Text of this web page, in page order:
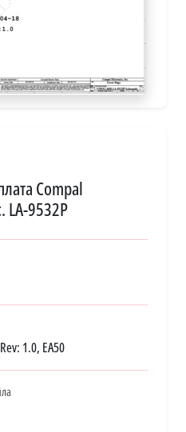
Compal
LA-9532P
1.0, EA50